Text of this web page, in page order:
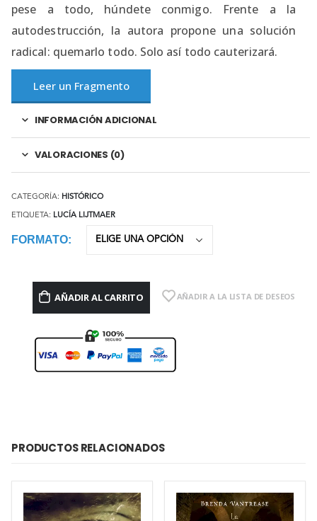
pese a todo, húndete conmigo. Frente a la
autodestrucción, la autora propone una solución
radical: quemarlo todo. Solo así todo cauterizará.
Leer un Fragmento
INFORMACIÓN ADICIONAL
VALORACIONES (0)
CATEGORÍA: HISTÓRICO
ETIQUETA: LUCÍA LIJTMAER
FORMATO
AÑADIR AL CARRITO AÑADIR A LA LISTA DE DESEOS
PRODUCTOS RELACIONADOS